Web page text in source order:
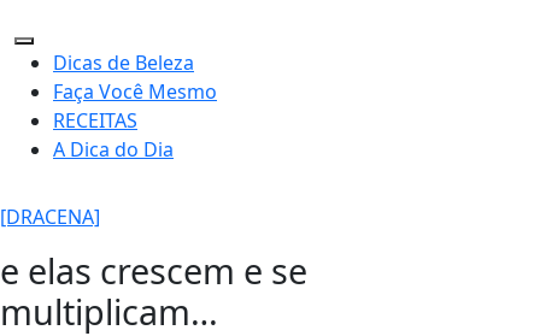
Dicas de Beleza
Faça Você Mesmo
RECEITAS
A Dica do Dia
[DRACENA]
e elas crescem e se
multiplicam…